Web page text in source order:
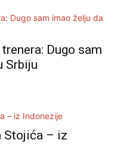
Dugo sam
Srbiju
Stojića – iz